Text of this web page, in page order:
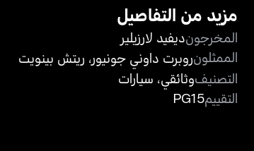
مزيد من التفاصيل
المخرجونديفيد لارزيلير
الممثلونروبرت داوني جونيور، ريتش بينويت
التصنيفوثائقي، سيارات
التقييمPG15